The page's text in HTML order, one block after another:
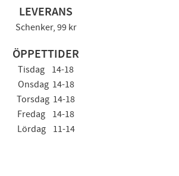
LEVERANS
Schenker, 99 kr
ÖPPETTIDER
Tisdag 14-18
Onsdag 14-18
Torsdag 14-18
Fredag 14-18
Lördag 11-14